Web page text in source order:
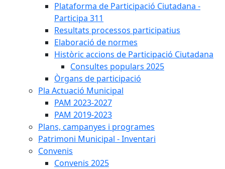
Plataforma de Participació Ciutadana -
Participa 311
Resultats processos participatius
Elaboració de normes
Històric accions de Participació Ciutadana
Consultes populars 2025
Òrgans de participació
Pla Actuació Municipal
PAM 2023-2027
PAM 2019-2023
Plans, campanyes i programes
Patrimoni Municipal - Inventari
Convenis
Convenis 2025